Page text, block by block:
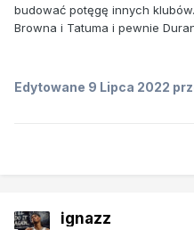
budować potęgę innych
Browna i Tatuma i pewnie
Edytowane 9 Lipca 2022
ignazz